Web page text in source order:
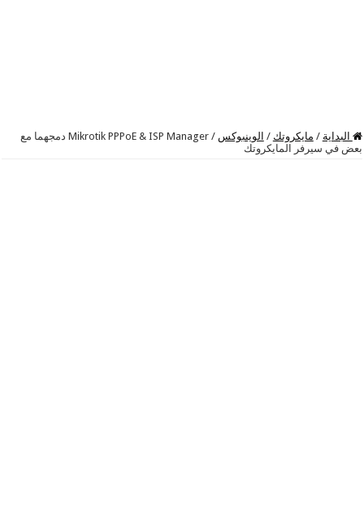
البداية / مايكروتك / الوينبوكس /
Mikrotik PPPoE & ISP Manager دمجهما مع
بعض في سيرفر المايكروتك